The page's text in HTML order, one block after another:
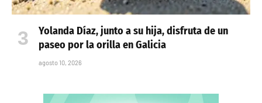
Yolanda Díaz, junto a su hija, disfruta de un
paseo por la orilla en Galicia
agosto 10, 2026